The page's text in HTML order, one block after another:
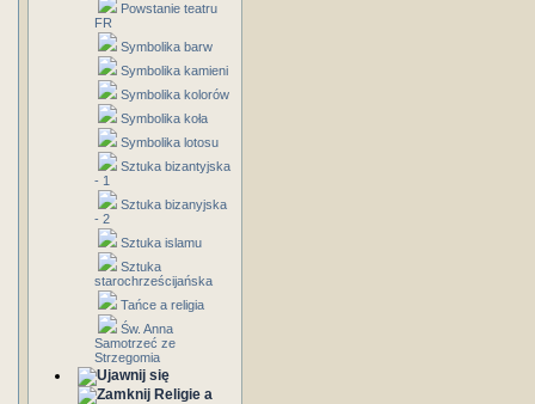
Powstanie teatru
FR
Symbolika barw
Symbolika kamieni
Symbolika kolorów
Symbolika koła
Symbolika lotosu
Sztuka bizantyjska
- 1
Sztuka bizanyjska
- 2
Sztuka islamu
Sztuka
starochrześcijańska
Tańce a religia
Św. Anna
Samotrzeć ze
Strzegomia
Religie a